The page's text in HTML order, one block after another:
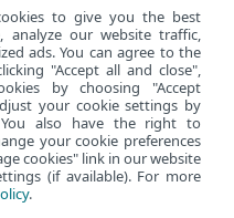
to give you the best
analyze our website traffic,
ads. You can agree to the
"Accept all and close",
by choosing "Accept
your cookie settings by
You also have the right to
your cookie preferences
cookies" link in our website
(if available). For more
.